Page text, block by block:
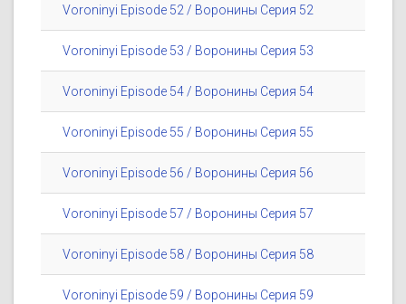
Voroninyi Episode 52 / Воронины Серия 52
Voroninyi Episode 53 / Воронины Серия 53
Voroninyi Episode 54 / Воронины Серия 54
Voroninyi Episode 55 / Воронины Серия 55
Voroninyi Episode 56 / Воронины Серия 56
Voroninyi Episode 57 / Воронины Серия 57
Voroninyi Episode 58 / Воронины Серия 58
Voroninyi Episode 59 / Воронины Серия 59